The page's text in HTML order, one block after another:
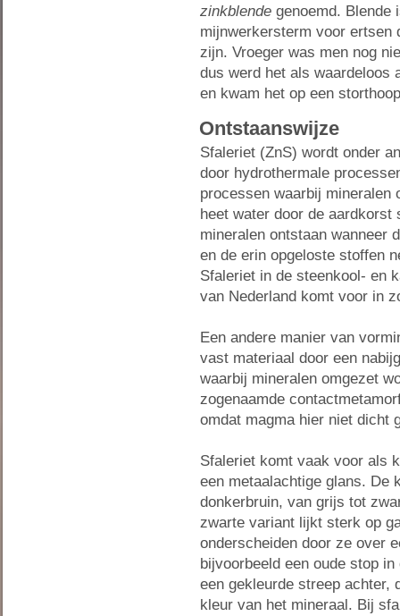
zinkblende genoemd. Blende
mijnwerkersterm voor ertsen
zijn. Vroeger was men nog
dus werd het als waardeloos
en kwam het op een
Ontstaanswijze
Sfaleriet (ZnS) wordt onder
door hydrothermale
processen waarbij mineralen
heet water door de aardkorst
mineralen ontstaan wanneer
en de erin opgeloste stoffen
Sfaleriet in de steenkool- en
van Nederland komt voor in
Een andere manier van
vast materiaal door een
waarbij mineralen omgezet
zogenaamde
omdat magma hier niet dicht
Sfaleriet komt vaak voor als
een metaalachtige glans. De
donkerbruin, van grijs tot
zwarte variant lijkt sterk op
onderscheiden door ze over
bijvoorbeeld een oude stop
een gekleurde streep achter,
kleur van het mineraal. Bij